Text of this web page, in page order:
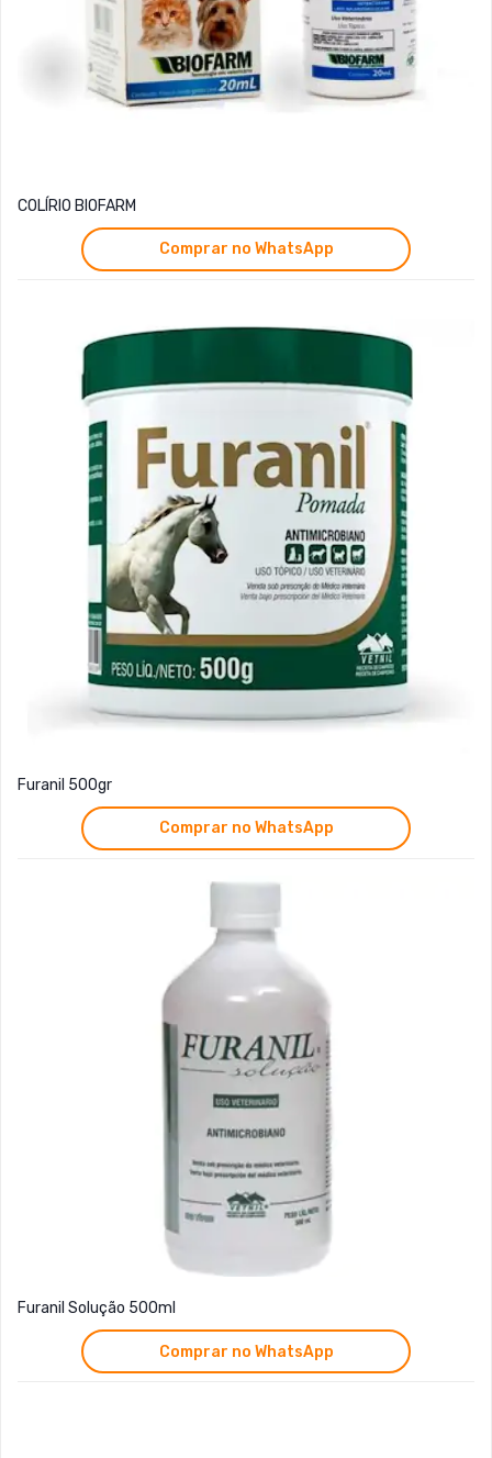
COLÍRIO BIOFARM
Comprar no WhatsApp
Furanil 500gr
Comprar no WhatsApp
Furanil Solução 500ml
Comprar no WhatsApp